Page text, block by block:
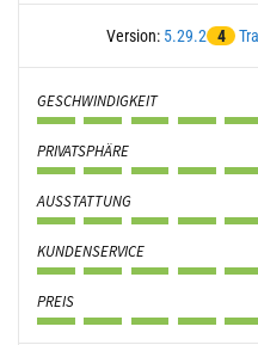
Version: 5.29.2 4
GESCHWINDIGKEIT
PRIVATSPHÄRE
AUSSTATTUNG
KUNDENSERVICE
PREIS